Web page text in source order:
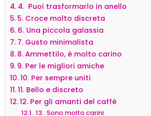
4. Puoi trasformarlo in anello
5. Croce molto discreta
6. Una piccola galassia
7. Gusto minimalista
8. Ammettilo, è molto carino
9. Per le migliori amiche
10. Per sempre uniti
11. Bello e discreto
12. Per gli amanti del caffè
13. Sono molto carini